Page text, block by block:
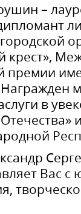
–
крест»,
премии
в
Вас